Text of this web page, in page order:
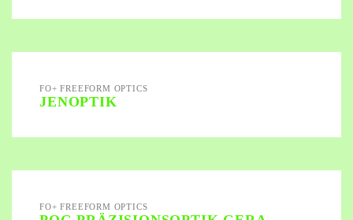
FO+ FREEFORM OPTICS
JENOPTIK
FO+ FREEFORM OPTICS